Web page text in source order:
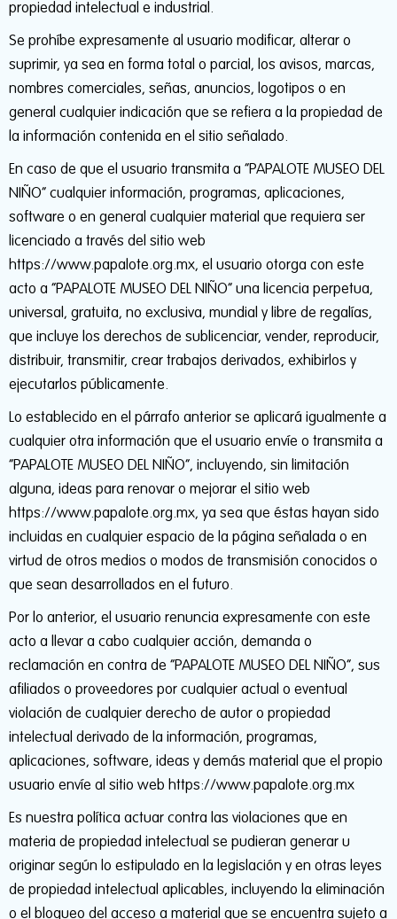
propiedad intelectual e industrial.
Se prohíbe expresamente al usuario modificar, alterar o
suprimir, ya sea en forma total o parcial, los avisos, marcas,
nombres comerciales, señas, anuncios, logotipos o en
general cualquier indicación que se refiera a la propiedad de
la información contenida en el sitio señalado.
En caso de que el usuario transmita a “PAPALOTE MUSEO DEL
NIÑO” cualquier información, programas, aplicaciones,
software o en general cualquier material que requiera ser
licenciado a través del sitio web
https://www.papalote.org.mx, el usuario otorga con este
acto a “PAPALOTE MUSEO DEL NIÑO” una licencia perpetua,
universal, gratuita, no exclusiva, mundial y libre de regalías,
que incluye los derechos de sublicenciar, vender, reproducir,
distribuir, transmitir, crear trabajos derivados, exhibirlos y
ejecutarlos públicamente.
Lo establecido en el párrafo anterior se aplicará igualmente a
cualquier otra información que el usuario envíe o transmita a
“PAPALOTE MUSEO DEL NIÑO”, incluyendo, sin limitación
alguna, ideas para renovar o mejorar el sitio web
https://www.papalote.org.mx, ya sea que éstas hayan sido
incluidas en cualquier espacio de la página señalada o en
virtud de otros medios o modos de transmisión conocidos o
que sean desarrollados en el futuro.
Por lo anterior, el usuario renuncia expresamente con este
acto a llevar a cabo cualquier acción, demanda o
reclamación en contra de “PAPALOTE MUSEO DEL NIÑO”, sus
afiliados o proveedores por cualquier actual o eventual
violación de cualquier derecho de autor o propiedad
intelectual derivado de la información, programas,
aplicaciones, software, ideas y demás material que el propio
usuario envíe al sitio web https://www.papalote.org.mx
Es nuestra política actuar contra las violaciones que en
materia de propiedad intelectual se pudieran generar u
originar según lo estipulado en la legislación y en otras leyes
de propiedad intelectual aplicables, incluyendo la eliminación
o el bloqueo del acceso a material que se encuentra sujeto a